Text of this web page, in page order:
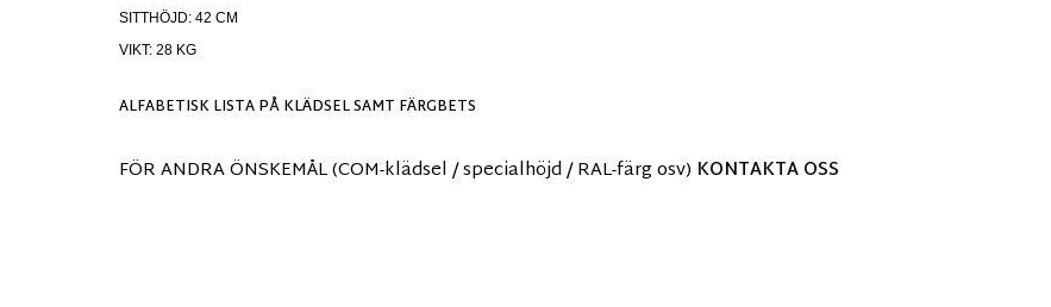
SITTHÖJD: 42 CM
VIKT: 28 KG
ALFABETISK LISTA PÅ KLÄDSEL SAMT FÄRGBETS
FÖR ANDRA ÖNSKEMÅL (COM-klädsel / specialhöjd / RAL-färg osv) KONTAKTA OSS